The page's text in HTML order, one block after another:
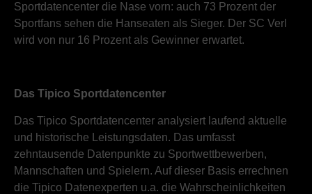
Sportdatencenter die Nase vorn: auch 73 Prozent der
Sportfans sehen die Hanseaten als Sieger. Der SC Verl
wird von nur 16 Prozent als Gewinner erwartet.
Das Tipico Sportdatencenter
Das Tipico Sportdatencenter analysiert laufend aktuelle
und historische Leistungsdaten. Das umfasst
zehntausende Datenpunkte zu Sportwettbewerben,
Mannschaften und Spielern. Auf dieser Basis errechnen
die Tipico Datenexperten u.a. die Wahrscheinlichkeiten